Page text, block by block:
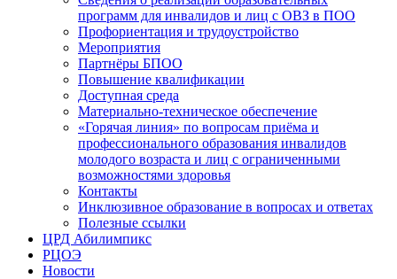
программ для инвалидов и лиц с ОВЗ в ПОО
Профориентация и трудоустройство
Мероприятия
Партнёры БПОО
Повышение квалификации
Доступная среда
Материально-техническое обеспечение
«Горячая линия» по вопросам приёма и
профессионального образования инвалидов
молодого возраста и лиц с ограниченными
возможностями здоровья
Контакты
Инклюзивное образование в вопросах и ответах
Полезные ссылки
ЦРД Абилимпикс
РЦОЭ
Новости